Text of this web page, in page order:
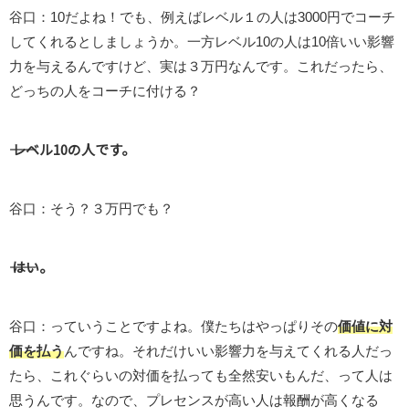
谷口：10だよね！でも、例えばレベル１の人は3000円でコーチ
してくれるとしましょうか。一方レベル10の人は10倍いい影響
力を与えるんですけど、実は３万円なんです。これだったら、
どっちの人をコーチに付ける？
―― レベル10の人です。
谷口：そう？３万円でも？
―― はい。
谷口：っていうことですよね。僕たちはやっぱりその価値に対
価を払うんですね。それだけいい影響力を与えてくれる人だっ
たら、これぐらいの対価を払っても全然安いもんだ、って人は
思うんです。なので、プレセンスが高い人は報酬が高くなる